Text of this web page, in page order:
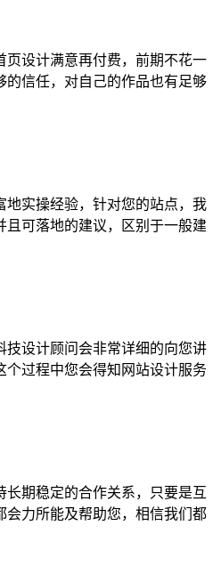
页设计满意再付费，前期不花一
的信任，对自己的作品也有足够
地实操经验，针对您的站点，我
且可落地的建议，区别于一般建
技设计顾问会非常详细的向您讲
个过程中您会得知网站设计服务
长期稳定的合作关系，只要是互
会力所能及帮助您，相信我们都